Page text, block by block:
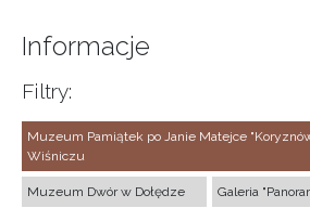
Informacje
Filtry:
Muzeum Pamiątek po Janie Matejce
Wiśniczu
Muzeum Dwór w Dołędze Galeria